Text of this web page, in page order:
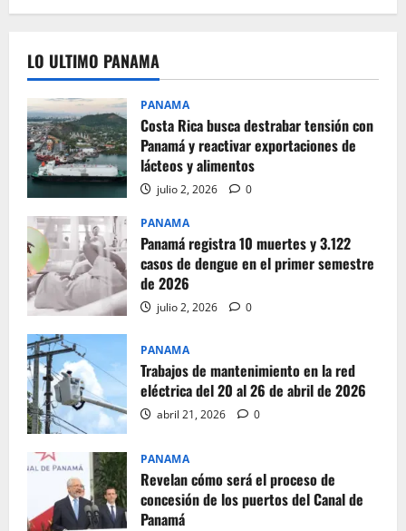
LO ULTIMO PANAMA
PANAMA
Costa Rica busca destrabar tensión con
Panamá y reactivar exportaciones de
lácteos y alimentos
julio 2, 2026 0
PANAMA
Panamá registra 10 muertes y 3.122
casos de dengue en el primer semestre
de 2026
julio 2, 2026 0
PANAMA
Trabajos de mantenimiento en la red
eléctrica del 20 al 26 de abril de 2026
abril 21, 2026 0
PANAMA
Revelan cómo será el proceso de
concesión de los puertos del Canal de
Panamá